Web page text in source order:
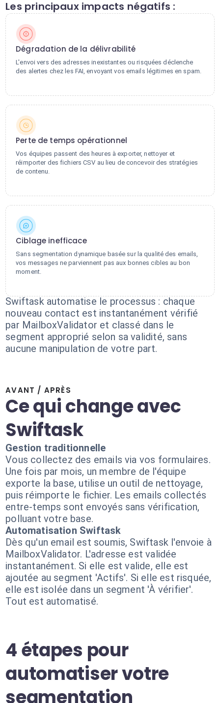
Les principaux impacts négatifs :
Dégradation de la délivrabilité
L'envoi vers des adresses inexistantes ou risquées déclenche
des alertes chez les FAI, envoyant vos emails légitimes en spam.
Perte de temps opérationnel
Vos équipes passent des heures à exporter, nettoyer et
réimporter des fichiers CSV au lieu de concevoir des stratégies
de contenu.
Ciblage inefficace
Sans segmentation dynamique basée sur la qualité des emails,
vos messages ne parviennent pas aux bonnes cibles au bon
moment.
Swiftask automatise le processus : chaque
nouveau contact est instantanément vérifié
par MailboxValidator et classé dans le
segment approprié selon sa validité, sans
aucune manipulation de votre part.
AVANT / APRÈS
Ce qui change avec
Swiftask
Gestion traditionnelle
Vous collectez des emails via vos formulaires.
Une fois par mois, un membre de l'équipe
exporte la base, utilise un outil de nettoyage,
puis réimporte le fichier. Les emails collectés
entre-temps sont envoyés sans vérification,
polluant votre base.
Automatisation Swiftask
Dès qu'un email est soumis, Swiftask l'envoie à
MailboxValidator. L'adresse est validée
instantanément. Si elle est valide, elle est
ajoutée au segment 'Actifs'. Si elle est risquée,
elle est isolée dans un segment 'À vérifier'.
Tout est automatisé.
4 étapes pour
automatiser votre
segmentation